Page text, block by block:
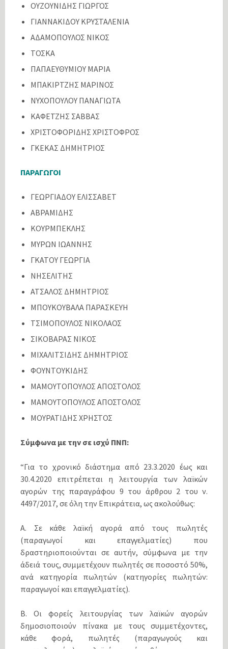
ΟΥΖΟΥΝΙΔΗΣ ΓΙΩΡΓΟΣ
ΓΙΑΝΝΑΚΙΔΟΥ ΚΡΥΣΤΑΛΕΝΙΑ
ΑΔΑΜΟΠΟΥΛΟΣ ΝΙΚΟΣ
ΤΟΣΚΑ
ΠΑΠΑΕΥΘΥΜΙΟΥ ΜΑΡΙΑ
ΜΠΑΚΙΡΤΖΗΣ ΜΑΡΙΝΟΣ
ΝΥΧΟΠΟΥΛΟΥ ΠΑΝΑΓΙΩΤΑ
ΚΑΦΕΤΖΗΣ ΣΑΒΒΑΣ
ΧΡΙΣΤΟΦΟΡΙΔΗΣ ΧΡΙΣΤΟΦΡΟΣ
ΓΚΕΚΑΣ ΔΗΜΗΤΡΙΟΣ
ΠΑΡΑΓΩΓΟΙ
ΓΕΩΡΓΙΑΔΟΥ ΕΛΙΣΣΑΒΕΤ
ΑΒΡΑΜΙΔΗΣ
ΚΟΥΡΜΠΕΚΛΗΣ
ΜΥΡΩΝ ΙΩΑΝΝΗΣ
ΓΚΑΤΟΥ ΓΕΩΡΓΙΑ
ΝΗΣΕΛΙΤΗΣ
ΑΤΣΑΛΟΣ ΔΗΜΗΤΡΙΟΣ
ΜΠΟΥΚΟΥΒΑΛΑ ΠΑΡΑΣΚΕΥΗ
ΤΣΙΜΟΠΟΥΛΟΣ ΝΙΚΟΛΑΟΣ
ΣΙΚΟΒΑΡΑΣ ΝΙΚΟΣ
ΜΙΧΑΛΙΤΣΙΔΗΣ ΔΗΜΗΤΡΙΟΣ
ΦΟΥΝΤΟΥΚΙΔΗΣ
ΜΑΜΟΥΤΟΠΟΥΛΟΣ ΑΠΟΣΤΟΛΟΣ
ΜΑΜΟΥΤΟΠΟΥΛΟΣ ΑΠΟΣΤΟΛΟΣ
ΜΟΥΡΑΤΙΔΗΣ ΧΡΗΣΤΟΣ
Σύμφωνα με την σε ισχύ ΠΝΠ:
“Για το χρονικό διάστημα από 23.3.2020 έως και
30.4.2020 επιτρέπεται η λειτουργία των λαϊκών
αγορών της παραγράφου 9 του άρθρου 2 του ν.
4497/2017, σε όλη την Επικράτεια, ως ακολούθως:
Α. Σε κάθε λαϊκή αγορά από τους πωλητές
(παραγωγοί και επαγγελματίες) που
δραστηριοποιούνται σε αυτήν, σύμφωνα με την
άδειά τους, συμμετέχουν πωλητές σε ποσοστό 50%,
ανά κατηγορία πωλητών (κατηγορίες πωλητών:
παραγωγοί και επαγγελματίες).
Β. Οι φορείς λειτουργίας των λαϊκών αγορών
δημοσιοποιούν πίνακα με τους συμμετέχοντες,
κάθε φορά, πωλητές (παραγωγούς και